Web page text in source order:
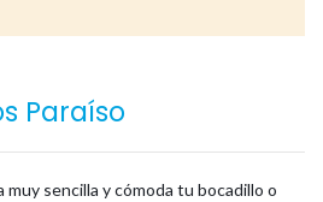
Paraíso
muy sencilla y cómoda tu bocadillo o